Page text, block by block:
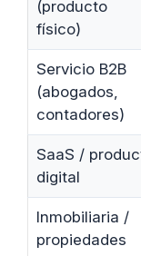
(producto
físico)
Servicio B2B
(abogados,
contadores)
SaaS /
digital
Inmobiliaria /
propiedades